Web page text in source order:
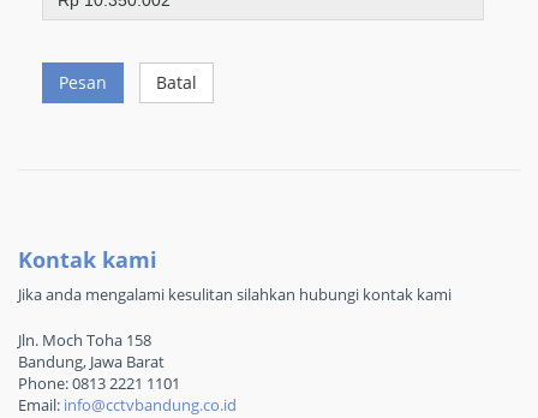
Pesan Batal
Kontak kami
Jika anda mengalami kesulitan silahkan hubungi kontak kami
Jln. Moch Toha 158
Bandung, Jawa Barat
Phone: 0813 2221 1101
Email: info@cctvbandung.co.id